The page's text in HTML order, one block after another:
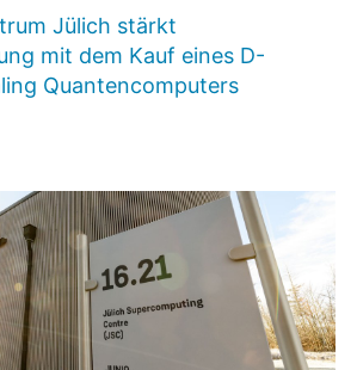
Jülich stärkt
mit dem Kauf eines D-
Quantencomputers